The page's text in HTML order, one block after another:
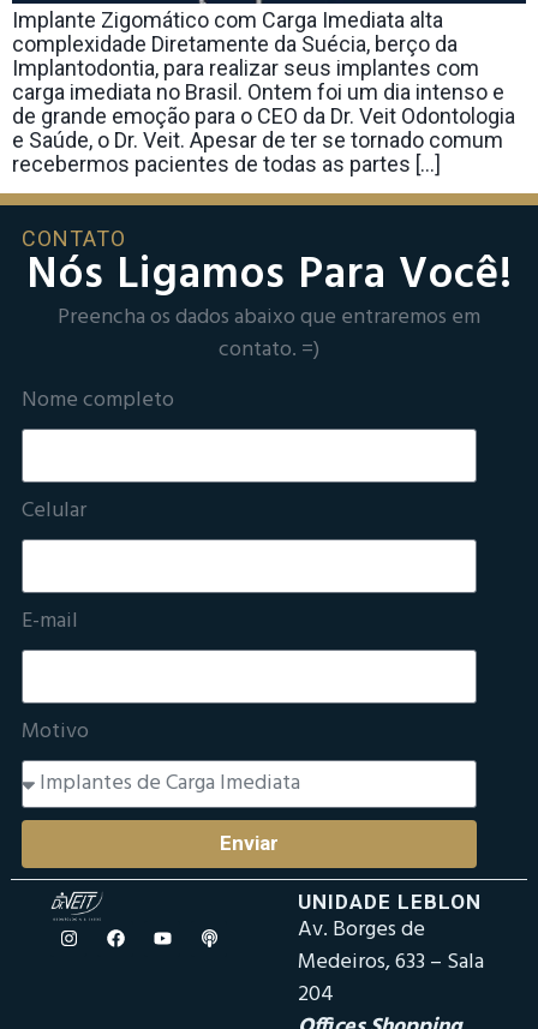
Implante Zigomático com Carga Imediata alta
complexidade Diretamente da Suécia, berço da
Implantodontia, para realizar seus implantes com
carga imediata no Brasil. Ontem foi um dia intenso e
de grande emoção para o CEO da Dr. Veit Odontologia
e Saúde, o Dr. Veit. Apesar de ter se tornado comum
recebermos pacientes de todas as partes […]
CONTATO
Nós Ligamos Para Você!
Preencha os dados abaixo que entraremos em
contato. =)
Nome completo
Celular
E-mail
Motivo
Enviar
UNIDADE LEBLON
Av. Borges de
Medeiros, 633 – Sala
204